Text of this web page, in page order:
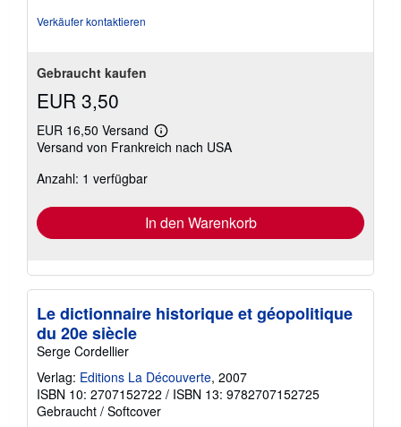
Verkäufer kontaktieren
Gebraucht kaufen
EUR 3,50
EUR 16,50 Versand
Weitere
Informationen
Versand von Frankreich nach USA
Anzahl: 1 verfügbar
In den Warenkorb
Le dictionnaire historique et géopolitique
du 20e siècle
Serge Cordellier
Verlag: Editions La Découverte, 2007
ISBN 10: 2707152722 / ISBN 13: 9782707152725
Gebraucht / Softcover